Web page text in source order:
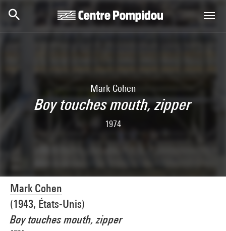
Mark Cohen
Boy touches mouth, zipper
1974
Mark Cohen
(1943, États-Unis)
Boy touches mouth, zipper